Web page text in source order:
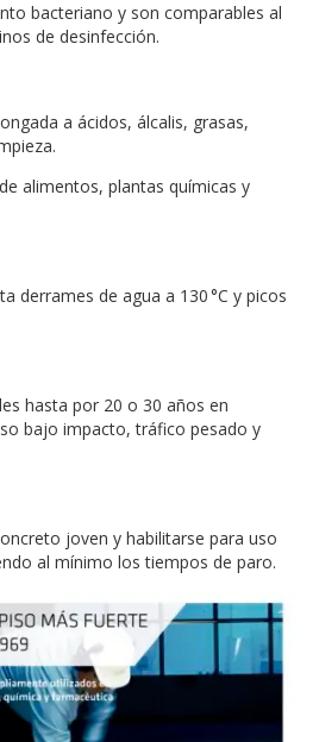
bacteriano y son comparables al
de desinfección.
a ácidos, álcalis, grasas,
alimentos, plantas químicas y
derrames de agua a 130 °C y picos
hasta por 20 o 30 años en
bajo impacto, tráfico pesado y
joven y habilitarse para uso
al mínimo los tiempos de paro.